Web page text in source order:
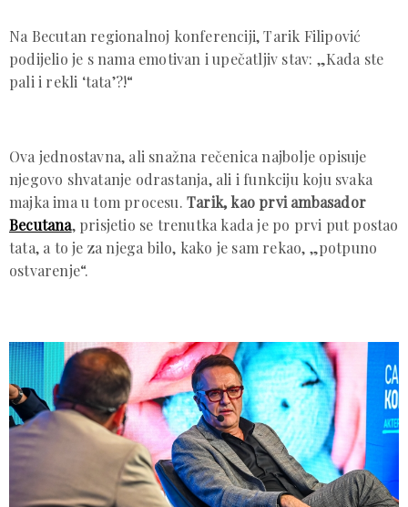
Na Becutan regionalnoj konferenciji, Tarik Filipović
podijelio je s nama emotivan i upečatljiv stav: „Kada ste
pali i rekli ‘tata’?!“
Ova jednostavna, ali snažna rečenica najbolje opisuje
njegovo shvatanje odrastanja, ali i funkciju koju svaka
majka ima u tom procesu. Tarik, kao prvi ambasador
Becutana, prisjetio se trenutka kada je po prvi put postao
tata, a to je za njega bilo, kako je sam rekao, „potpuno
ostvarenje“.